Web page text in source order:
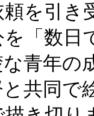
を引き
「数日
青年の
共同で